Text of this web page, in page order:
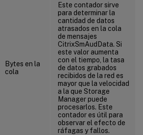
Bytes en la
cola
Este contador sirve
para determinar la
cantidad de datos
atrasados en la cola
de mensajes
CitrixSmAudData. Si
este valor aumenta
con el tiempo, la tasa
de datos grabados
recibidos de la red es
mayor que la velocidad
a la que Storage
Manager puede
procesarlos. Este
contador es útil para
observar el efecto de
ráfagas y fallos.